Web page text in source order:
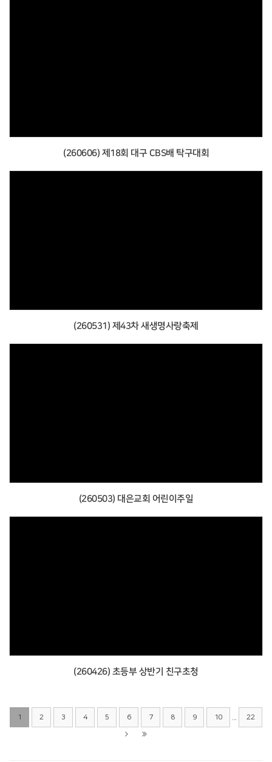
(260606) 제18회 대구 CBS배 탁구대회
(260531) 제43차 새생명사랑축제
(260503) 대은교회 어린이주일
(260426) 초등부 상반기 친구초청
1 2 3 4 5 6 7 8 9 10 ... 22